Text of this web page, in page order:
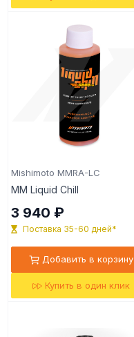
Mishimoto MMRA-LC
MM Liquid Chill
3 940 ₽
Поставка 35-60 дней*
Добавить в корзину
Купить в один клик